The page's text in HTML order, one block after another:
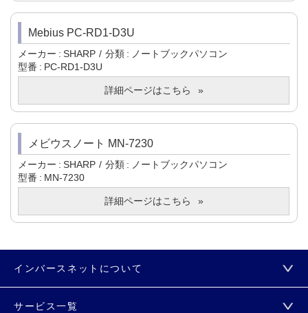
Mebius PC-RD1-D3U
メーカー SHARP 分類
ノートブックパソコン
型番
PC-RD1-D3U
詳細ページはこちら
メビウスノート MN-7230
メーカー SHARP 分類
ノートブックパソコン
型番
MN-7230
詳細ページはこちら
インバースネットについて
サービス一覧